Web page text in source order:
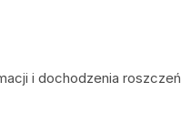
i dochodzenia roszczeń